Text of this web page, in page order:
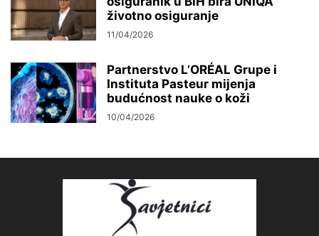
životno osiguranje
11/04/2026
Partnerstvo L’ORÉAL Grupe i
Instituta Pasteur mijenja
budućnost nauke o koži
10/04/2026